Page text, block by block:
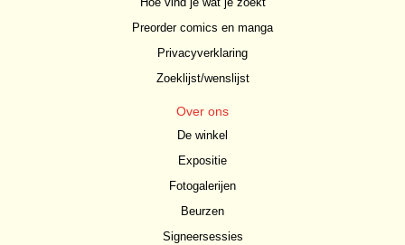
Preorder comics en manga
Privacyverklaring
Zoeklijst/wenslijst
Over ons
De winkel
Expositie
Fotogalerijen
Beurzen
Signeersessies